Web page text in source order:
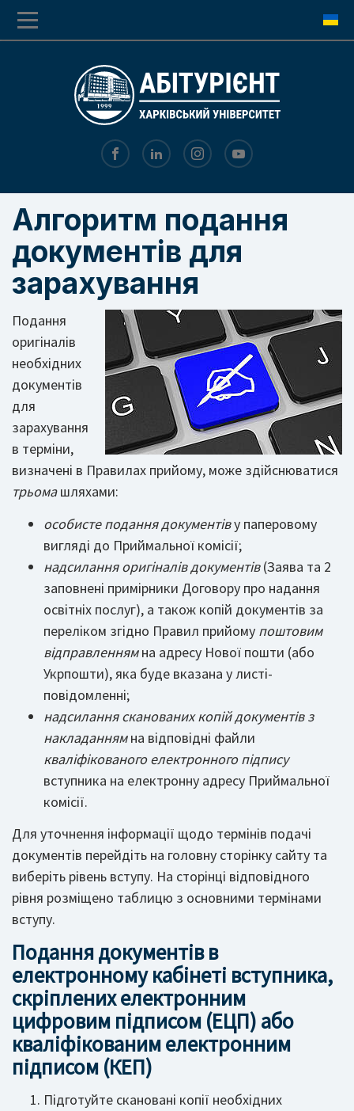
до
основної
навігації
до
основного
вмісту
Алгоритм подання
документів для
зарахування
Подання
оригіналів
необхідних
документів
для
зарахування
в терміни,
визначені в Правилах прийому, може здійснюватися
трьомашляхами:
особисте подання документіву паперовому
вигляді до Приймальної комісії;
надсилання оригіналів документів(Заява та 2
заповнені примірники Договору про надання
освітніх послуг), а також копій документів за
переліком згідно Правил прийому поштовим
відправленнямна адресу Нової пошти (або
Укрпошти), яка буде вказана у листі-
повідомленні;
надсилання сканованих копій документів з
накладаннямна відповідні файли
кваліфікованого електронного підпису
вступника на електронну адресу Приймальної
комісії.
Для уточнення інформації щодо термінів подачі
документів перейдіть на головну сторінку сайту та
виберіть рівень вступу. На сторінці відповідного
рівня розміщено таблицю з основними термінами
вступу.
Подання документів в
електронному кабінеті вступника,
скріплених електронним
цифровим підписом (ЕЦП) або
кваліфікованим електронним
підписом (КЕП)
Підготуйте скановані копії необхідних